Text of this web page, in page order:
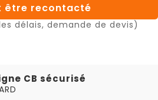
être recontacté
délais, demande de devis)
CB sécurisé